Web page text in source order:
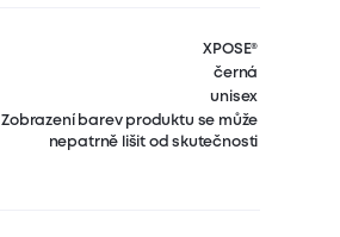
XPOSE®
černá
unisex
Zobrazení barev produktu se může
nepatrně lišit od skutečnosti